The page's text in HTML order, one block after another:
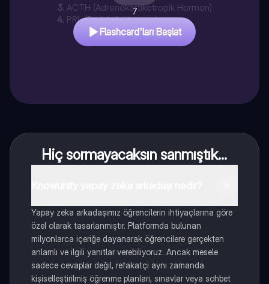
3. ACTH (Adrenokortikotropik Hormon)
4. PRL (Prolaktik Hormon)
7
Flashcard'ları Başlat
Hiç sormayacaksın sanmıştık...
Yapay zeka arkadaşımız öğrencilerin ihtiyaçlarına göre
özel olarak tasarlanmıştır. Platformda bulunan
milyonlarca içeriğe dayanarak öğrencilere gerçekten
anlamlı ve ilgili yanıtlar verebiliyoruz. Ancak mesele
sadece cevaplar değil, refakatçi aynı zamanda
kişiselleştirilmiş öğrenme planları, sınavlar veya sohbet